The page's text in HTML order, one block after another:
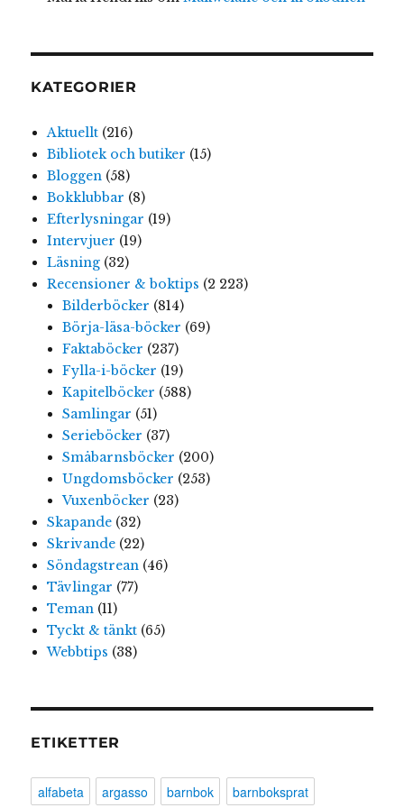
KATEGORIER
Aktuellt(216)
Bibliotek och butiker (15)
Bloggen(58)
Bokklubbar (8)
Efterlysningar (19)
Intervjuer (19)
Läsning(32)
Recensioner & boktips (2 223)
Bilderböcker (814)
Börja-läsa-böcker (69)
Faktaböcker (237)
Fylla-i-böcker (19)
Kapitelböcker (588)
Samlingar (51)
Serieböcker (37)
Småbarnsböcker (200)
Ungdomsböcker (253)
Vuxenböcker (23)
Skapande(32)
Skrivande(22)
Söndagstrean(46)
Tävlingar (77)
Teman(11)
Tyckt & tänkt(65)
Webbtips (38)
ETIKETTER
alfabeta argasso barnbok barnboksprat